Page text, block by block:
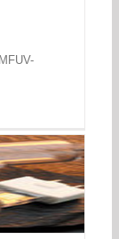
(铁)灯